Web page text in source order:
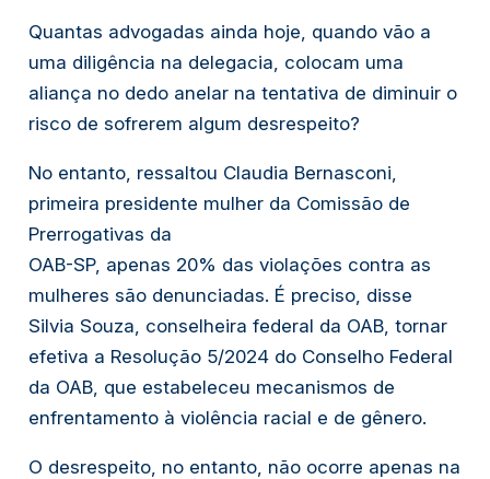
Quantas advogadas ainda hoje, quando vão a
uma diligência na delegacia, colocam uma
aliança no dedo anelar na tentativa de diminuir o
risco de sofrerem algum desrespeito?
No entanto, ressaltou Claudia Bernasconi,
primeira presidente mulher da Comissão de
Prerrogativas da
OAB-SP, apenas 20% das violações contra as
mulheres são denunciadas. É preciso, disse
Silvia Souza, conselheira federal da OAB, tornar
efetiva a Resolução 5/2024 do Conselho Federal
da OAB, que estabeleceu mecanismos de
enfrentamento à violência racial e de gênero.
O desrespeito, no entanto, não ocorre apenas na